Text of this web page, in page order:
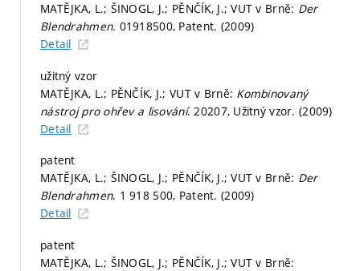
MATĚJKA, L.; ŠINOGL, J.; PĚNČÍK, J.; VUT v Brně: Der
Blendrahmen. 01918500, Patent. (2009)
Detail
užitný vzor
MATĚJKA, L.; PĚNČÍK, J.; VUT v Brně: Kombinovaný
nástroj pro ohřev a lisování. 20207, Užitný vzor. (2009)
Detail
patent
MATĚJKA, L.; ŠINOGL, J.; PĚNČÍK, J.; VUT v Brně: Der
Blendrahmen. 1 918 500, Patent. (2009)
Detail
patent
MATĚJKA, L.; ŠINOGL, J.; PĚNČÍK, J.; VUT v Brně: